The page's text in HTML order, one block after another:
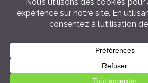
ACHETERMAINTENANT
© Tous droits réservés Idée Cadeau
Retour en haut